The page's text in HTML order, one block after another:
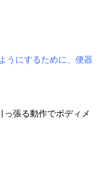
にするために、便器
張る動作でボディメ